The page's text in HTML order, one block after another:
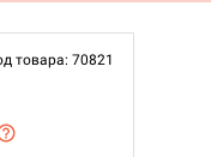
товара: 70821